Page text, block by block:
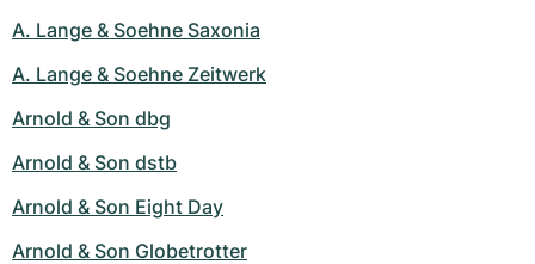
A. Lange & Soehne Saxonia
A. Lange & Soehne Zeitwerk
Arnold & Son dbg
Arnold & Son dstb
Arnold & Son Eight Day
Arnold & Son Globetrotter